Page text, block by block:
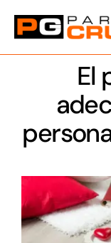
Saltar
contenido
El